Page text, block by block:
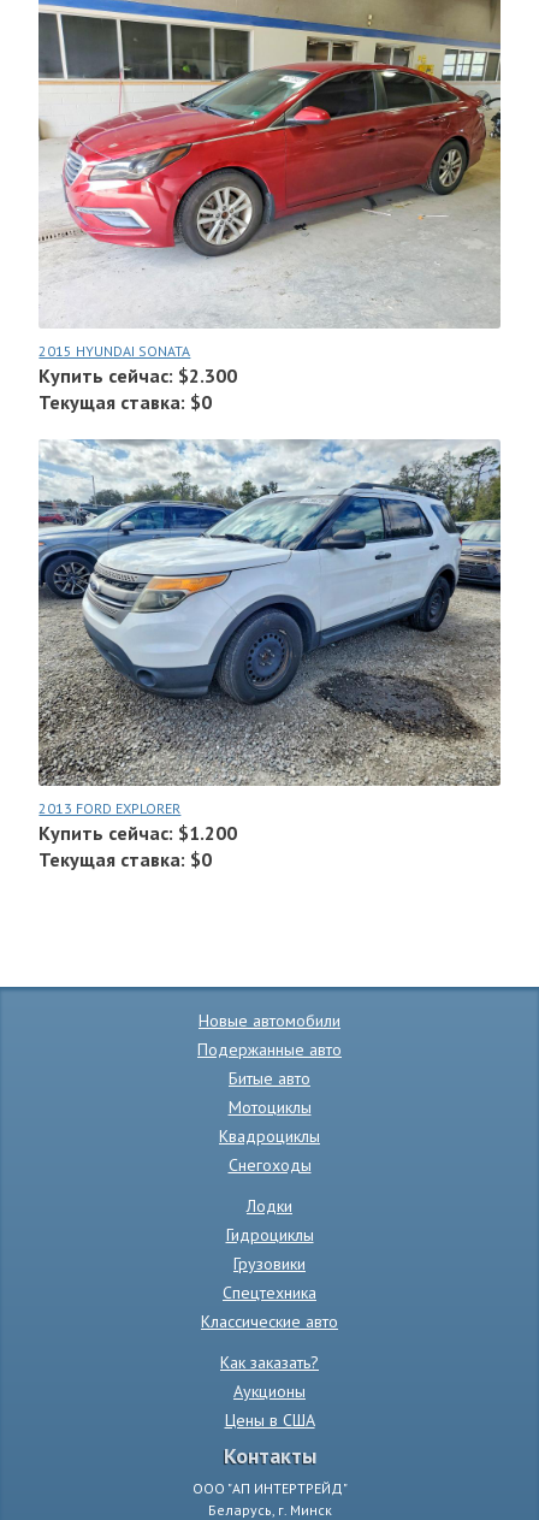
2015 HYUNDAI SONATA
Купить сейчас: $2.300
Текущая ставка: $0
2013 FORD EXPLORER
Купить сейчас: $1.200
Текущая ставка: $0
Новые автомобили
Подержанные авто
Битые авто
Мотоциклы
Квадроциклы
Снегоходы
Лодки
Гидроциклы
Грузовики
Спецтехника
Классические авто
Как заказать?
Аукционы
Цены в США
Контакты
ООО "АП ИНТЕРТРЕЙД"
Беларусь, г. Минск